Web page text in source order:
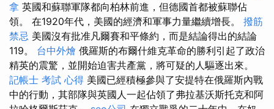
拿 英國和蘇聯軍隊都向柏林前進，但德國首都被蘇聯佔
領。 在1920年代，美國的經濟和軍事力量繼續增長。 撥筋
禁忌 美國沒有批准凡爾賽和平條約，而是結論得出的結論
119。 台中外燴 俄羅斯的布爾什維克革命的勝利引起了政治
精英的震驚，並開始迫害共產黨，將可疑的人驅逐出來。
記帳士 考試 心得 美國已經積極參與了安提特在俄羅斯內戰
中的行動，其部隊與英國人一起佔領了弗拉基沃斯托克和阿